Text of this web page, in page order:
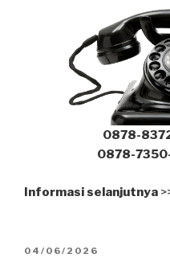
0878-
0878-
Informasi selanjutnya
DIPOSKAN
04/06/2026